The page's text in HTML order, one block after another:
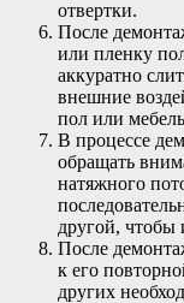
отвертки.
После
или пленку
аккуратно
внешние
пол или
В процессе
обращать
натяжного
другой, чтобы
После
к его
других